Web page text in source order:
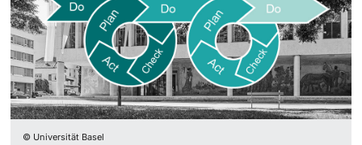
Doktorierende
Projektförderung
Personenförderung
Core Facilities, Sammlungen & Editionen
Weiterbildung
Universität
© Universität Basel